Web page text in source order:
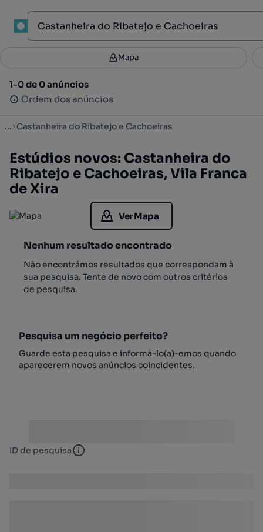
Filtros 3
1-0 de 0 anúncios
Ordem dos anúncios
Mapa
1-0 de 0 anúncios
Ordem dos anúncios
... Castanheira do Ribatejo e Cachoeiras
Estúdios novos: Castanheira do
Ribatejo e Cachoeiras, Vila Franca
de Xira
Ver Mapa
Nenhum resultado encontrado
Não encontrámos resultados que correspondam à
sua pesquisa. Tente de novo com outros critérios
de pesquisa.
Pesquisa um negócio perfeito?
Guarde esta pesquisa e informá-lo(a)-emos quando
aparecerem novos anúncios coincidentes.
ID de pesquisa ID de pesquisa